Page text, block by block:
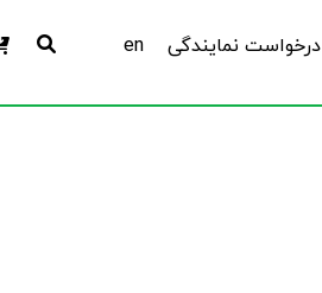
درخواست نمایندگی en